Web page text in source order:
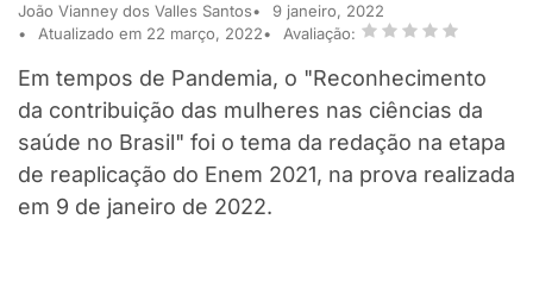
João Vianney dos Valles Santos
9 janeiro, 2022
Atualizado em 22 março, 2022
Avaliação:
Em tempos de Pandemia, o "Reconhecimento
da contribuição das mulheres nas ciências da
saúde no Brasil" foi o tema da redação na etapa
de reaplicação do Enem 2021, na prova realizada
em 9 de janeiro de 2022.